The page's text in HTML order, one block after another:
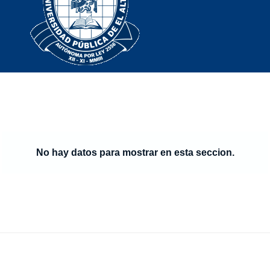
No hay datos para mostrar en esta seccion.